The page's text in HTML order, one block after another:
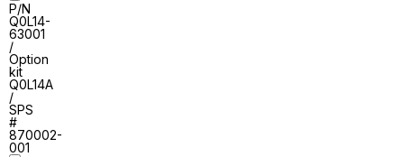
P/N
Q0L14-
63001
/
Option
kit
Q0L14A
/
SPS
#
870002-
001